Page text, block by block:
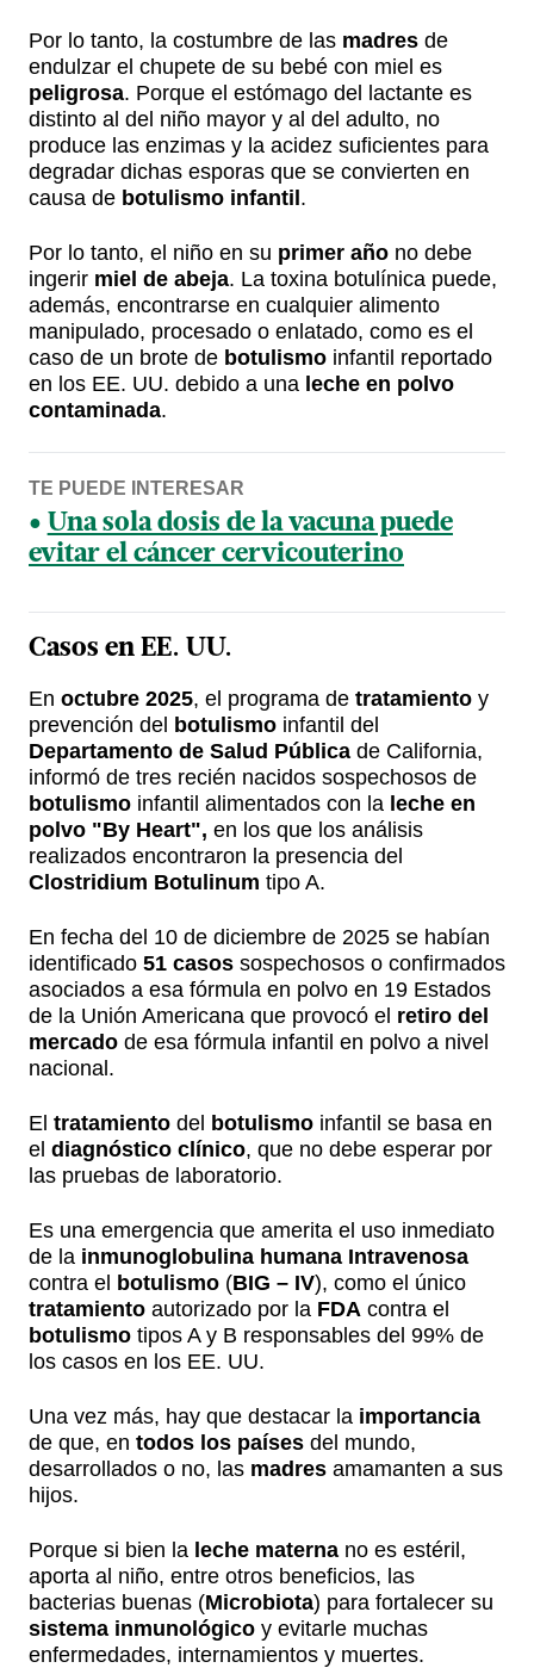
Por lo tanto, la costumbre de las madres de
endulzar el chupete de su bebé con miel es
peligrosa. Porque el estómago del lactante es
distinto al del niño mayor y al del adulto, no
produce las enzimas y la acidez suficientes para
degradar dichas esporas que se convierten en
causa de botulismo infantil .
Por lo tanto, el niño en su primer año no debe
ingerir miel de abeja. La toxina botulínica puede,
además, encontrarse en cualquier alimento
manipulado, procesado o enlatado, como es el
caso de un brote de botulismo infantil reportado
en los EE. UU. debido a una leche en polvo
contaminada.
TE PUEDE INTERESAR
Una sola dosis de la vacuna puede
evitar el cáncer cervicouterino
Casos en EE. UU.
En octubre 2025, el programa de tratamiento y
prevención del botulismo infantil del
Departamento de Salud Pública de California,
informó de tres recién nacidos sospechosos de
botulismo infantil alimentados con la leche en
polvo "By Heart", en los que los análisis
realizados encontraron la presencia del
Clostridium Botulinum tipo A.
En fecha del 10 de diciembre de 2025 se habían
identificado 51 casos sospechosos o confirmados
asociados a esa fórmula en polvo en 19 Estados
de la Unión Americana que provocó el retiro del
mercado de esa fórmula infantil en polvo a nivel
nacional.
El tratamiento del botulismo infantil se basa en
el diagnóstico clínico, que no debe esperar por
las pruebas de laboratorio.
Es una emergencia que amerita el uso inmediato
de la inmunoglobulina humana Intravenosa
contra el botulismo (BIG – IV), como el único
tratamiento autorizado por la FDA contra el
botulismo tipos A y B responsables del 99% de
los casos en los EE. UU.
Una vez más, hay que destacar la importancia
de que, en todos los países del mundo,
desarrollados o no, las madres amamanten a sus
hijos.
Porque si bien la leche materna no es estéril,
aporta al niño, entre otros beneficios, las
bacterias buenas (Microbiota) para fortalecer su
sistema inmunológico y evitarle muchas
enfermedades, internamientos y muertes.